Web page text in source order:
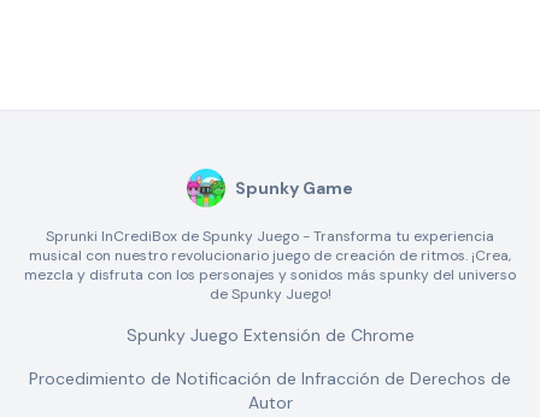
Spunky Game
Sprunki InCrediBox de Spunky Juego - Transforma tu experiencia
musical con nuestro revolucionario juego de creación de ritmos. ¡Crea,
mezcla y disfruta con los personajes y sonidos más spunky del universo
de Spunky Juego!
Spunky Juego Extensión de Chrome
Procedimiento de Notificación de Infracción de Derechos de
Autor